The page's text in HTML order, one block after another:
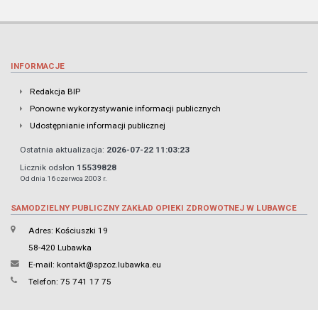
INFORMACJE
Redakcja BIP
Ponowne wykorzystywanie informacji publicznych
Udostępnianie informacji publicznej
Ostatnia aktualizacja: 2026-07-22 11:03:23
Licznik odsłon 15539828
Od dnia 16 czerwca 2003 r.
SAMODZIELNY PUBLICZNY ZAKŁAD OPIEKI ZDROWOTNEJ W LUBAWCE
Adres: Kościuszki 19
58-420 Lubawka
E-mail: kontakt@spzoz.lubawka.eu
Telefon: 75 741 17 75